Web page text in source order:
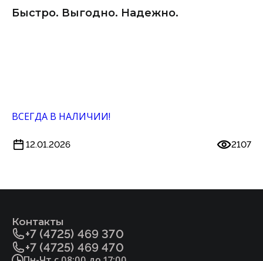
Быстро. Выгодно. Надежно.
ВСЕГДА В НАЛИЧИИ!
12.01.2026 2107
Контакты
+7 (4725) 469 370
+7 (4725) 469 470